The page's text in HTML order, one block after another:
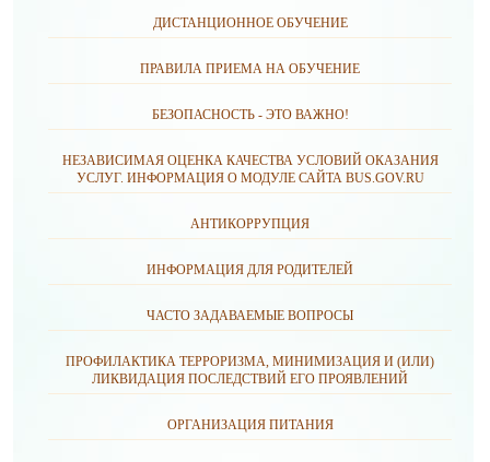
ДИСТАНЦИОННОЕ ОБУЧЕНИЕ
ПРАВИЛА ПРИЕМА НА ОБУЧЕНИЕ
БЕЗОПАСНОСТЬ - ЭТО ВАЖНО!
НЕЗАВИСИМАЯ ОЦЕНКА КАЧЕСТВА УСЛОВИЙ ОКАЗАНИЯ
УСЛУГ. ИНФОРМАЦИЯ О МОДУЛЕ САЙТА BUS.GOV.RU
АНТИКОРРУПЦИЯ
ИНФОРМАЦИЯ ДЛЯ РОДИТЕЛЕЙ
ЧАСТО ЗАДАВАЕМЫЕ ВОПРОСЫ
ПРОФИЛАКТИКА ТЕРРОРИЗМА, МИНИМИЗАЦИЯ И (ИЛИ)
ЛИКВИДАЦИЯ ПОСЛЕДСТВИЙ ЕГО ПРОЯВЛЕНИЙ
ОРГАНИЗАЦИЯ ПИТАНИЯ